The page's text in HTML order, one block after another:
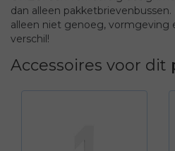
dan alleen
alleen niet genoeg, vormgeving
verschil!
Accessoires voor dit